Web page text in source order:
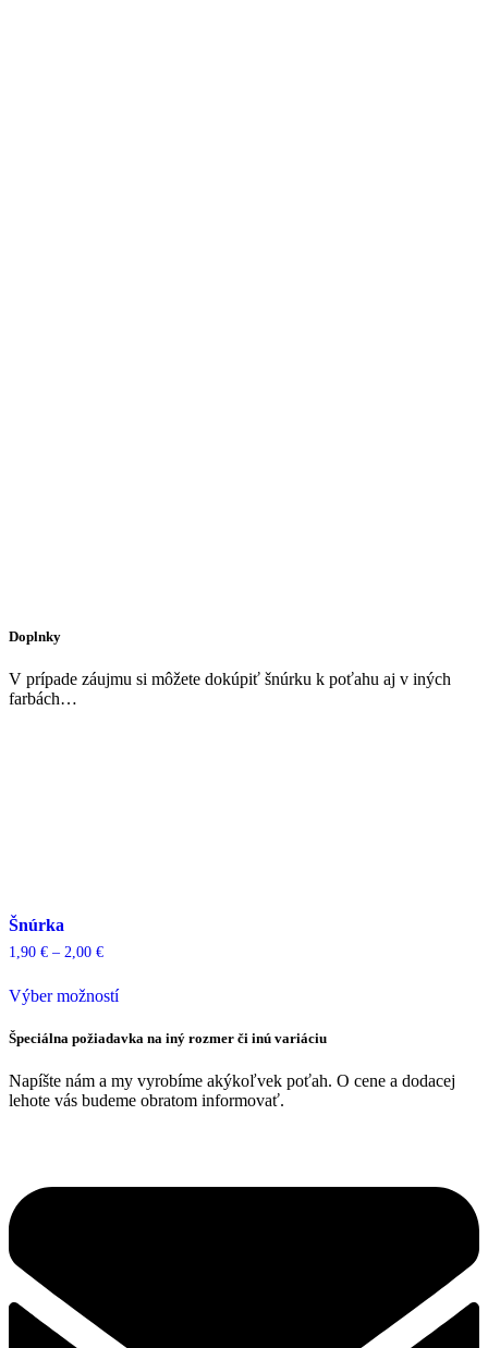
Doplnky
V prípade záujmu si môžete dokúpiť šnúrku k poťahu aj v iných
farbách…
Šnúrka
1,90 € – 2,00 €Price
1,90 €
through
Výber možnostíprodukt
viacero
Možnosti
si
produktu.
Špeciálna požiadavka na iný rozmer či inú variáciu
Napíšte nám a my vyrobíme akýkoľvek poťah. O cene a dodacej
lehote vás budeme obratom informovať.